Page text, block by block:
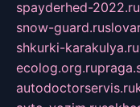
spayderhed-2022.ru
snow-guard.ru
shkurki-karakulya.ru
ecolog.org.ru
autodoctorservis.ru